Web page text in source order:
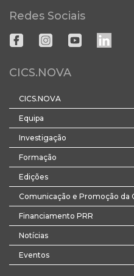
Redes Sociais
CICS.NOVA
CICS.NOVA
Equipa
Investigação
Formação
Edições
Comunicação e Promoção da
Financiamento PRR
Notícias
Eventos